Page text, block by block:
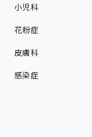
小児科
花粉症
皮膚科
感染症